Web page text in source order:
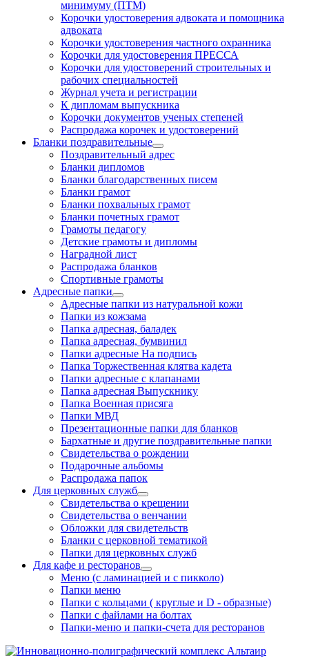
минимуму (ПТМ)
Корочки удостоверения адвоката и помощника
адвоката
Корочки удостоверения частного охранника
Корочки для удостоверения ПРЕССА
Корочки для удостоверений строительных и
рабочих специальностей
Журнал учета и регистрации
К дипломам выпускника
Корочки документов ученых степеней
Распродажа корочек и удостоверений
Бланки поздравительные
Поздравительный адрес
Бланки дипломов
Бланки благодарственных писем
Бланки грамот
Бланки похвальных грамот
Бланки почетных грамот
Грамоты педагогу
Детские грамоты и дипломы
Наградной лист
Распродажа бланков
Спортивные грамоты
Адресные папки
Адресные папки из натуральной кожи
Папки из кожзама
Папка адресная, баладек
Папка адресная, бумвинил
Папки адресные На подпись
Папка Торжественная клятва кадета
Папки адресные с клапанами
Папка адресная Выпускнику
Папка Военная присяга
Папки МВД
Презентационные папки для бланков
Бархатные и другие поздравительные папки
Свидетельства о рождении
Подарочные альбомы
Распродажа папок
Для церковных служб
Свидетельства о крещении
Свидетельства о венчании
Обложки для свидетельств
Бланки с церковной тематикой
Папки для церковных служб
Для кафе и ресторанов
Меню (с ламинацией и с пикколо)
Папки меню
Папки с кольцами ( круглые и D - образные)
Папки с файлами на болтах
Папки-меню и папки-счета для ресторанов